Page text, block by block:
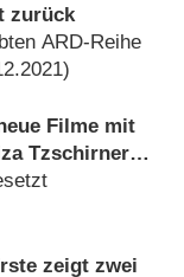
zurück
ARD-Reihe
)
Filme mit
Tzschirner
zeigt zwei